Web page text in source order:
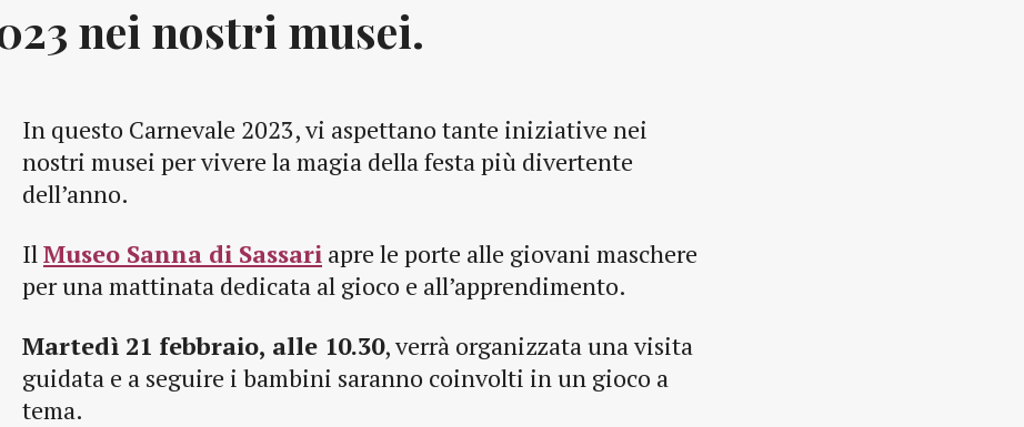
nei nostri musei.
In questo Carnevale 2023, vi aspettano tante iniziative nei
nostri musei per vivere la magia della festa più divertente
dell’anno.
IlMuseo Sanna di Sassari apre le porte alle giovani maschere
per una mattinata dedicata al gioco e all’apprendimento.
Martedì 21 febbraio, alle 10.30, verrà organizzata una visita
guidata e a seguire i bambini saranno coinvolti in un gioco a
tema.